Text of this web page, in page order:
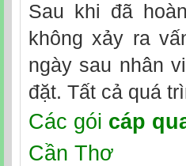
Sau khi đã
không xảy ra
ngày sau nhân
đặt. Tất cả quá
Các gói cáp
Cần Thơ